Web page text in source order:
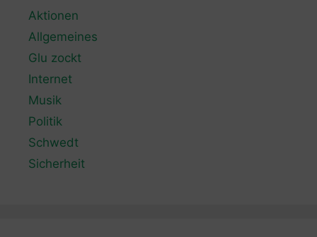
Aktionen
Allgemeines
Glu zockt
Internet
Musik
Politik
Schwedt
Sicherheit